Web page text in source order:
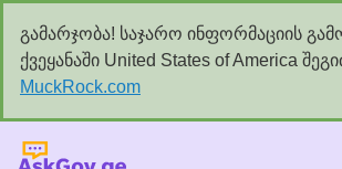
გამარჯობა! საჯარო ინფორმაციის
ქვეყანაში United States of America
MuckRock.com